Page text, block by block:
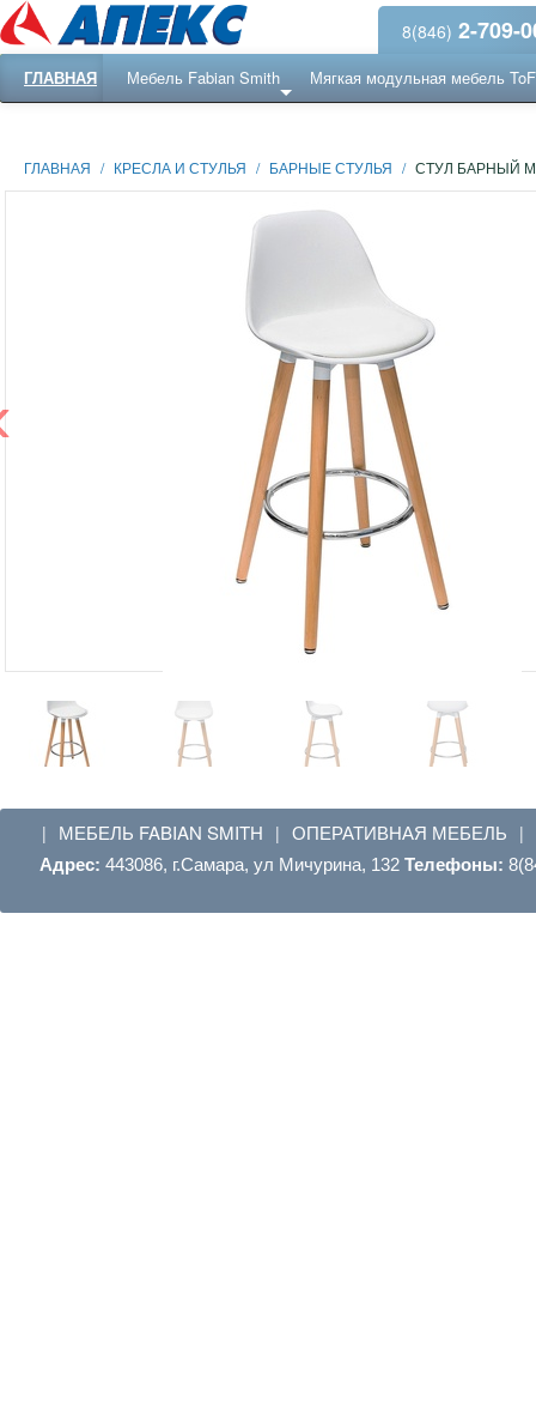
8(846) 2-709-
ГЛАВНАЯ Мебель Fabian Smith Мягкая модульная мебель
ГЛАВНАЯ / КРЕСЛА И СТУЛЬЯ / БАРНЫЕ СТУЛЬЯ / СТУЛ БАРНЫЙ
| МЕБЕЛЬ FABIAN SMITH | ОПЕРАТИВНАЯ МЕБЕЛЬ |
Адрес: 443086, г.Самара, ул Мичурина, 132 Телефоны: